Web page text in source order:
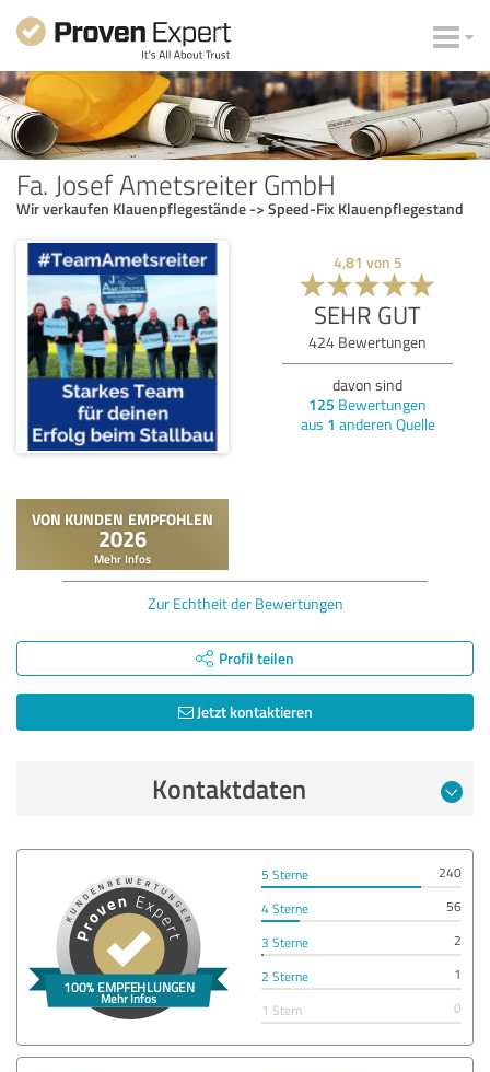
Fa. Josef Ametsreiter GmbH
Wir verkaufen Klauenpflegestände -> Speed-Fix Klauenpflegestand
4,81 von 5
SEHR GUT
424 Bewertungen
davon sind
125 Bewertungen
aus 1 anderen Quelle
Zur Echtheit der Bewertungen
Profil teilen
Jetzt kontaktieren
Kontaktdaten
5 Sterne
240
4 Sterne
56
3 Sterne
2
2 Sterne
1
1 Stern
0